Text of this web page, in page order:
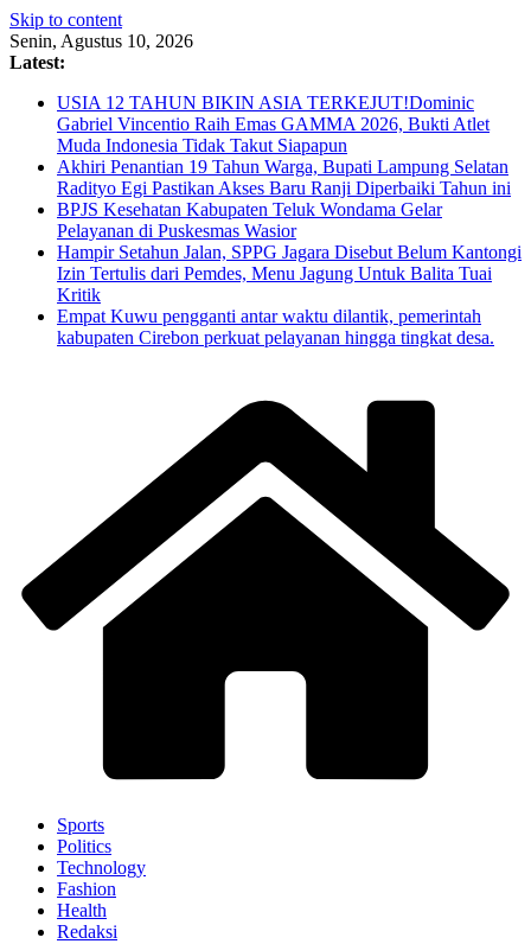
Skip to content
Senin, Agustus 10, 2026
Latest:
USIA 12 TAHUN BIKIN ASIA TERKEJUT!Dominic
Gabriel Vincentio Raih Emas GAMMA 2026, Bukti Atlet
Muda Indonesia Tidak Takut Siapapun
Akhiri Penantian 19 Tahun Warga, Bupati Lampung Selatan
Radityo Egi Pastikan Akses Baru Ranji Diperbaiki Tahun ini
BPJS Kesehatan Kabupaten Teluk Wondama Gelar
Pelayanan di Puskesmas Wasior
Hampir Setahun Jalan, SPPG Jagara Disebut Belum Kantongi
Izin Tertulis dari Pemdes, Menu Jagung Untuk Balita Tuai
Kritik
Empat Kuwu pengganti antar waktu dilantik, pemerintah
kabupaten Cirebon perkuat pelayanan hingga tingkat desa.
Sports
Politics
Technology
Fashion
Health
Redaksi